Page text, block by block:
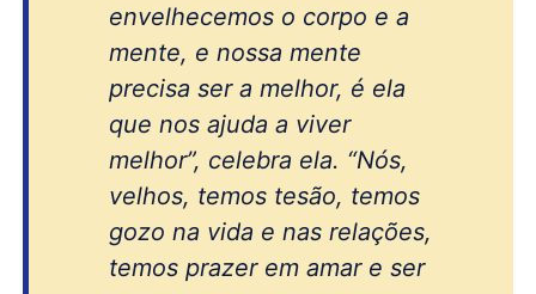
envelhecemos o corpo e a
mente, e nossa mente
precisa ser a melhor, é ela
que nos ajuda a viver
melhor”, celebra ela. “Nós,
velhos, temos tesão, temos
gozo na vida e nas relações,
temos prazer em amar e ser